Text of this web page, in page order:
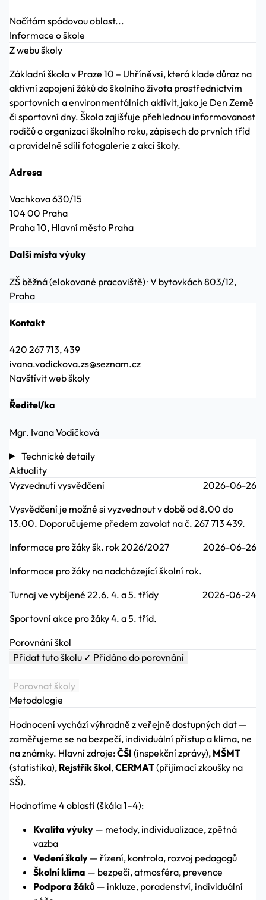
Načítám spádovou oblast...
Informace o škole
Z webu školy
Základní škola v Praze 10 – Uhříněvsi, která klade důraz na
aktivní zapojení žáků do školního života prostřednictvím
sportovních a environmentálních aktivit, jako je Den Země
či sportovní dny. Škola zajišťuje přehlednou informovanost
rodičů o organizaci školního roku, zápisech do prvních tříd
a pravidelně sdílí fotogalerie z akcí školy.
Adresa
Vachkova 630/15
104 00 Praha
Praha 10, Hlavní město Praha
Další místa výuky
ZŠ běžná (elokované pracoviště) ·V bytovkách 803/12,
Praha
Kontakt
420 267 713, 439
ivana.vodickova.zs@seznam.cz
Navštívit web školy
Ředitel/ka
Mgr. Ivana Vodičková
Technické detaily
Aktuality
Vyzvednutí vysvědčení
2026-06-26
Vysvědčení je možné si vyzvednout v době od 8.00 do
13.00. Doporučujeme předem zavolat na č. 267 713 439.
Informace pro žáky šk. rok 2026/2027
2026-06-26
Informace pro žáky na nadcházející školní rok.
Turnaj ve vybíjené 22.6. 4. a 5. třídy
2026-06-24
Sportovní akce pro žáky 4. a 5. tříd.
Porovnání škol
Přidat tuto školu ✓ Přidáno do porovnání
Porovnat školy
Metodologie
Hodnocení vychází výhradně z veřejně dostupných dat —
zaměřujeme se na bezpečí, individuální přístup a klima, ne
na známky. Hlavní zdroje:ČŠI (inspekční zprávy), MŠMT
(statistika), Rejstřík škol,CERMAT(přijímací zkoušky na
SŠ).
Hodnotíme 4 oblasti (škála 1–4):
Kvalita výuky — metody, individualizace, zpětná
vazba
Vedení školy — řízení, kontrola, rozvoj pedagogů
Školní klima — bezpečí, atmosféra, prevence
Podpora žáků — inkluze, poradenství, individuální